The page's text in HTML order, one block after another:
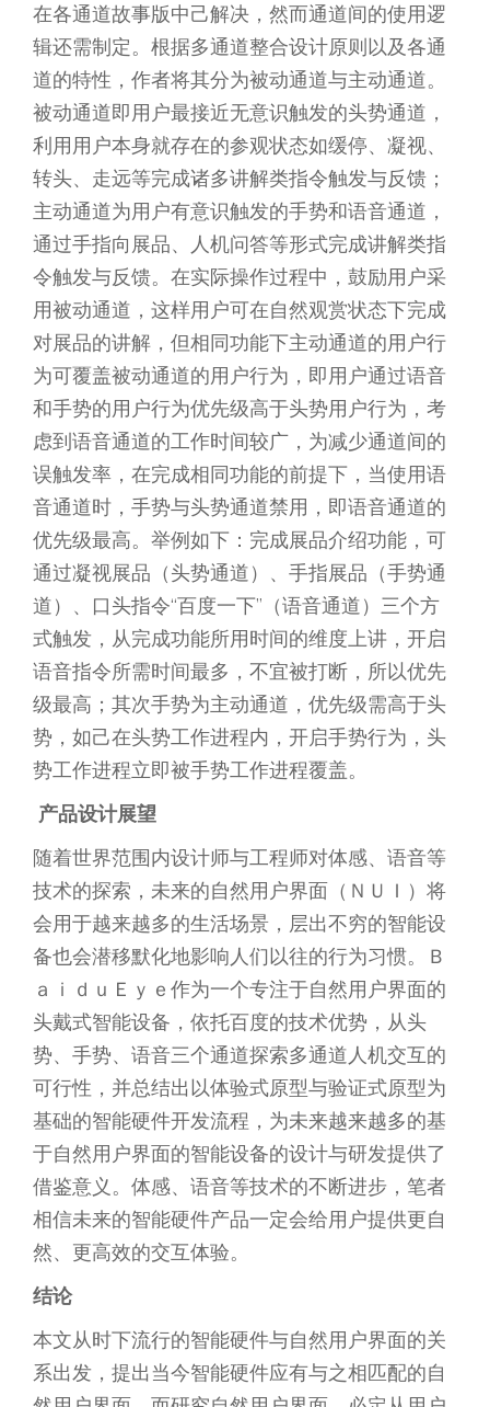
在各通道故事版中己解决，然而通道间的使用逻
辑还需制定。根据多通道整合设计原则以及各通
道的特性，作者将其分为被动通道与主动通道。
被动通道即用户最接近无意识触发的头势通道，
利用用户本身就存在的参观状态如缓停、凝视、
转头、走远等完成诸多讲解类指令触发与反馈；
主动通道为用户有意识触发的手势和语音通道，
通过手指向展品、人机问答等形式完成讲解类指
令触发与反馈。在实际操作过程中，鼓励用户采
用被动通道，这样用户可在自然观赏状态下完成
对展品的讲解，但相同功能下主动通道的用户行
为可覆盖被动通道的用户行为，即用户通过语音
和手势的用户行为优先级高于头势用户行为，考
虑到语音通道的工作时间较广，为减少通道间的
误触发率，在完成相同功能的前提下，当使用语
音通道时，手势与头势通道禁用，即语音通道的
优先级最高。举例如下：完成展品介绍功能，可
通过凝视展品（头势通道）、手指展品（手势通
道）、口头指令“百度一下”（语音通道）三个方
式触发，从完成功能所用时间的维度上讲，开启
语音指令所需时间最多，不宜被打断，所以优先
级最高；其次手势为主动通道，优先级需高于头
势，如己在头势工作进程内，开启手势行为，头
势工作进程立即被手势工作进程覆盖。
产品设计展望
随着世界范围内设计师与工程师对体感、语音等
技术的探索，未来的自然用户界面（ＮＵＩ）将
会用于越来越多的生活场景，层出不穷的智能设
备也会潜移默化地影响人们以往的行为习惯。Ｂ
ａｉｄｕＥｙｅ作为一个专注于自然用户界面的
头戴式智能设备，依托百度的技术优势，从头
势、手势、语音三个通道探索多通道人机交互的
可行性，并总结出以体验式原型与验证式原型为
基础的智能硬件开发流程，为未来越来越多的基
于自然用户界面的智能设备的设计与研发提供了
借鉴意义。体感、语音等技术的不断进步，笔者
相信未来的智能硬件产品一定会给用户提供更自
然、更高效的交互体验。
结论
本文从时下流行的智能硬件与自然用户界面的关
系出发，提出当今智能硬件应有与之相匹配的自